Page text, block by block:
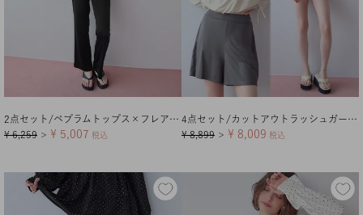
2点セット/ペプラムトップス×フレアレギンス/ラッシュガード
¥ 6,259 ＞ ¥ 5,007 税込
4点セット/カットアウトラッシュガード×ビキニ/水着
¥ 8,899 ＞ ¥ 8,009 税込